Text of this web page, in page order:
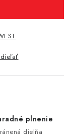
plnenie
dielňa